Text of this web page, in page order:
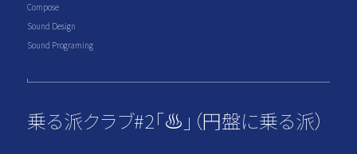
Compose
Sound Design
Sound Programing
乗る派クラブ#2「♨︎」（円盤に乗る派）